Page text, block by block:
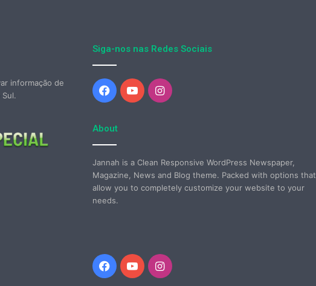
informação de
Siga-nos nas Redes Sociais
Facebook
YouTubeInstagram
About
Jannah is a Clean Responsive WordPress Newspaper,
Magazine, News and Blog theme. Packed with options that
allow you to completely customize your website to your
needs.
Facebook
YouTubeInstagram